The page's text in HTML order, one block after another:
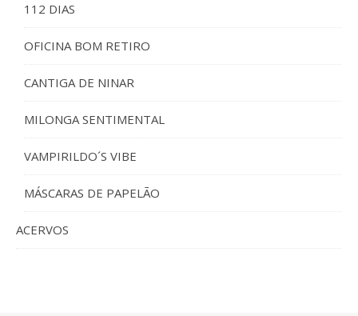
112 DIAS
OFICINA BOM RETIRO
CANTIGA DE NINAR
MILONGA SENTIMENTAL
VAMPIRILDO´S VIBE
MÁSCARAS DE PAPELÃO
ACERVOS